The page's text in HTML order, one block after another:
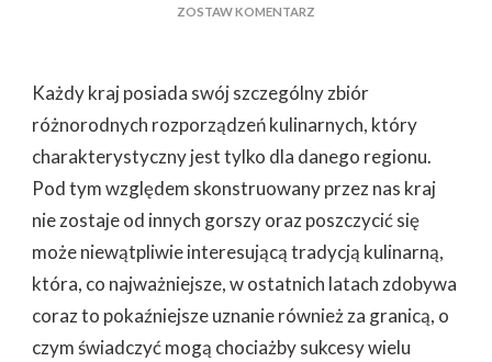
ZOSTAW KOMENTARZ
–
SZYBKIE
PRZYGOTOWANIE
DZIĘKI
THERMOMIX
Każdy kraj posiada swój szczególny zbiór
różnorodnych rozporządzeń kulinarnych, który
charakterystyczny jest tylko dla danego regionu.
Pod tym względem skonstruowany przez nas kraj
nie zostaje od innych gorszy oraz poszczycić się
może niewątpliwie interesującą tradycją kulinarną,
która, co najważniejsze, w ostatnich latach zdobywa
coraz to pokaźniejsze uznanie również za granicą, o
czym świadczyć mogą chociażby sukcesy wielu